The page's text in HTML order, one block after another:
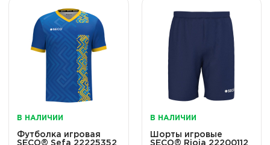
В НАЛИЧИИ
Футболка игровая
SECO® Sefa 22225352
В НАЛИЧИИ
Шорты игровые
SECO® Rioja 22200112